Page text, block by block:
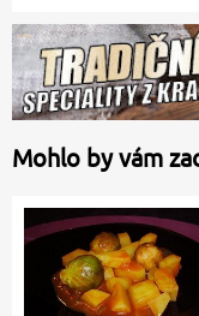
Mohlo by vám